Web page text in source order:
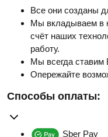
Все они созданы
Мы вкладываем в
счёт наших
работу.
Мы всегда ставим
Опережайте
Способы оплаты:
Sber Pay